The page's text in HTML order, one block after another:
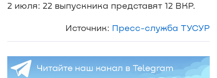
2 июля: 22 выпускника представят 12 ВКР.
Источник: Пресс-служба ТУСУР